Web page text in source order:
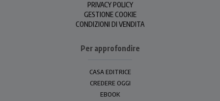
PRIVACY POLICY
GESTIONE COOKIE
CONDIZIONI DI VENDITA
Per approfondire
CASA EDITRICE
CREDERE OGGI
EBOOK